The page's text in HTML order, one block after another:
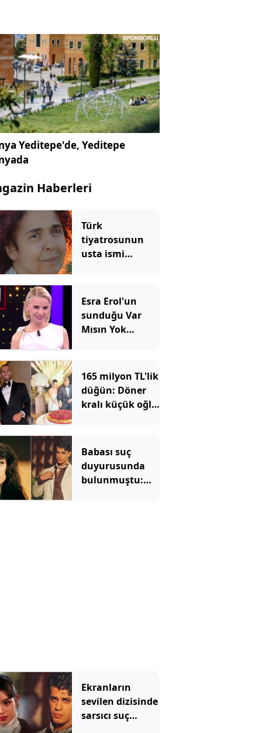
Yeditepe'de, Yeditepe
Haberleri
Türk
tiyatrosunun
usta ismi
hayatını
kaybetti
Esra Erol'un
sunduğu Var
Mısın Yok
çıkarıldı: Yeni
bölüm tarihi
açıklandı
165 milyon TL'lik
düğün: Döner
kralı küçük oğlu
Babası suç
duyurusunda
bulunmuştu:
Ekranların
sevilen dizisinde
sarsıcı suç